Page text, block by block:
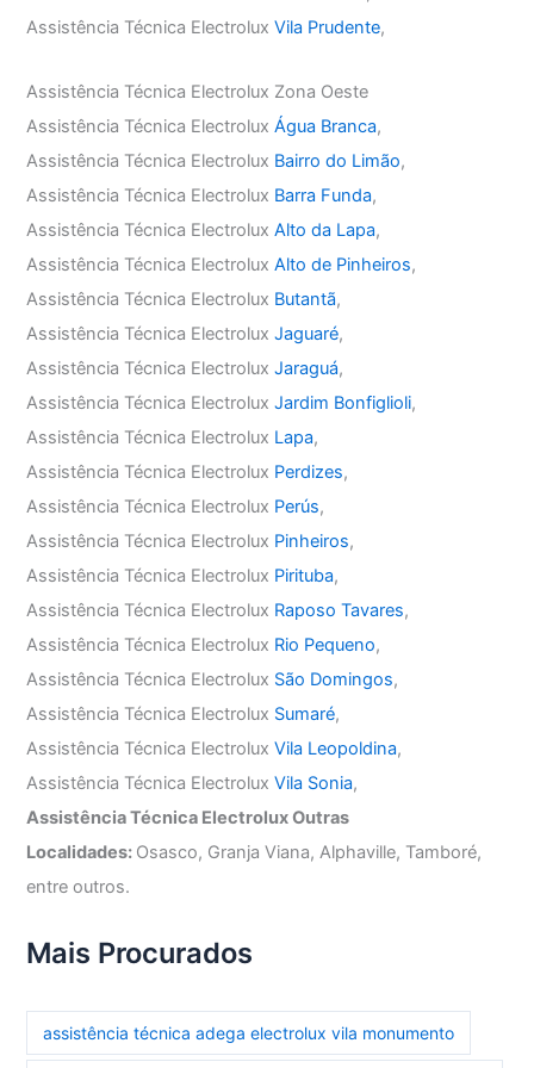
Assistência Técnica ElectroluxVila Prudente,
Assistência Técnica Electrolux Zona Oeste
Assistência Técnica ElectroluxÁgua Branca,
Assistência Técnica Electrolux Bairro do Limão,
Assistência Técnica Electrolux Barra Funda,
Assistência Técnica ElectroluxAlto da Lapa,
Assistência Técnica ElectroluxAlto de Pinheiros,
Assistência Técnica Electrolux Butantã,
Assistência Técnica ElectroluxJaguaré,
Assistência Técnica ElectroluxJaraguá,
Assistência Técnica ElectroluxJardim Bonfiglioli,
Assistência Técnica Electrolux Lapa,
Assistência Técnica Electrolux Perdizes,
Assistência Técnica Electrolux Perús,
Assistência Técnica Electrolux Pinheiros,
Assistência Técnica Electrolux Pirituba,
Assistência Técnica Electrolux Raposo Tavares,
Assistência Técnica Electrolux Rio Pequeno,
Assistência Técnica Electrolux São Domingos,
Assistência Técnica Electrolux Sumaré,
Assistência Técnica ElectroluxVila Leopoldina,
Assistência Técnica ElectroluxVila Sonia,
Assistência Técnica Electrolux Outras
Localidades: Osasco, Granja Viana, Alphaville, Tamboré,
entre outros.
Mais Procurados
assistência técnica adega electrolux vila monumento